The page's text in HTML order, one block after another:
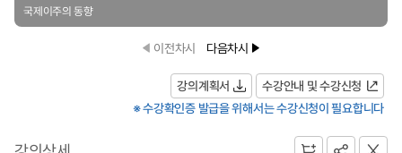
국제이주의 동향
이전차시 다음차시
강의계획서
수강안내 및 수강신청
※ 수강확인증 발급을 위해서는 수강신청이 필요합니다